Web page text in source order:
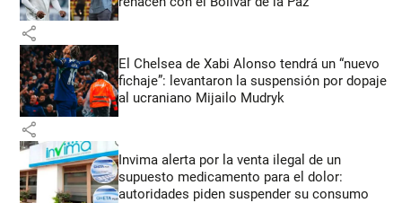
share
El Chelsea de Xabi Alonso tendrá un “nuevo
fichaje”: levantaron la suspensión por dopaje
al ucraniano Mijailo Mudryk
share
Invima alerta por la venta ilegal de un
supuesto medicamento para el dolor:
autoridades piden suspender su consumo